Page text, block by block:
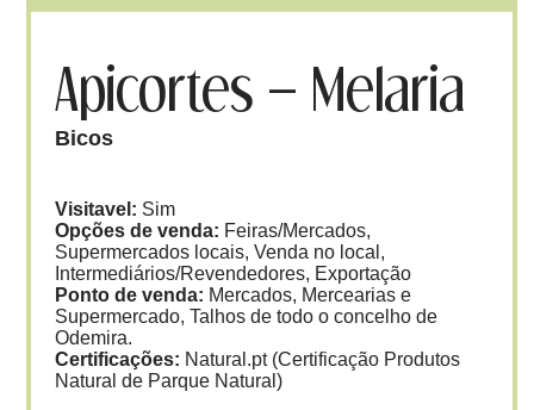
Apicortes – Melaria
Bicos
Visitavel: Sim
Opções de venda: Feiras/Mercados,
Supermercados locais, Venda no local,
Intermediários/Revendedores, Exportação
Ponto de venda: Mercados, Mercearias e
Supermercado, Talhos de todo o concelho de
Odemira.
Certificações: Natural.pt (Certificação Produtos
Natural de Parque Natural)